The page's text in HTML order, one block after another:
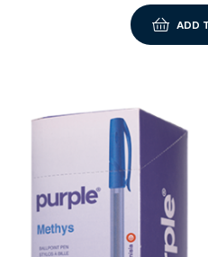
ADD